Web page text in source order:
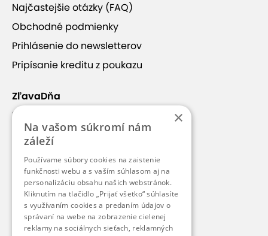
Zobraziť viac
Penzión Mlynárka je útulné rodinné ubytovanie
situované priamo v kúpeľnom mestečku Rajecké
Teplice. Vďaka výbornej polohe
pár krokov od autobusovej aj vlakovej stanice a
zároveň v pešej dostupnosti od centra mesta
Penzión je ideálnou voľbou pre hostí, ktorí hľadajú
pokojné prostredie v kombinácii s jednoduchým
prístupom k hlavným atrakciám regiónu.
Ubytovanie
Ubytovanie v penzióne je zariadené v štýlovom
rustikálnom duchu, ktorý podčiarkuje jeho tradičný
charakter. Každá izba disponuje vlastnou kúpeľňou
Kontakt
Najčastejšie otázky (FAQ)
Obchodné podmienky
Prihlásenie do newsletterov
Pripísanie kreditu z poukazu
ZľavaDňa
Náš príbeh
Kontakt
Kariéra
Blog
Pre médiá
Pre partnerov
×
Na vašom súkromí nám
záleží
Používame súbory cookies na zaistenie
funkčnosti webu a s vaším súhlasom aj na
personalizáciu obsahu našich webstránok.
Kliknutím na tlačidlo „Prijať všetko“ súhlasíte
s využívaním cookies a predaním údajov o
správaní na webe na zobrazenie cielenej
reklamy na sociálnych sieťach, reklamných